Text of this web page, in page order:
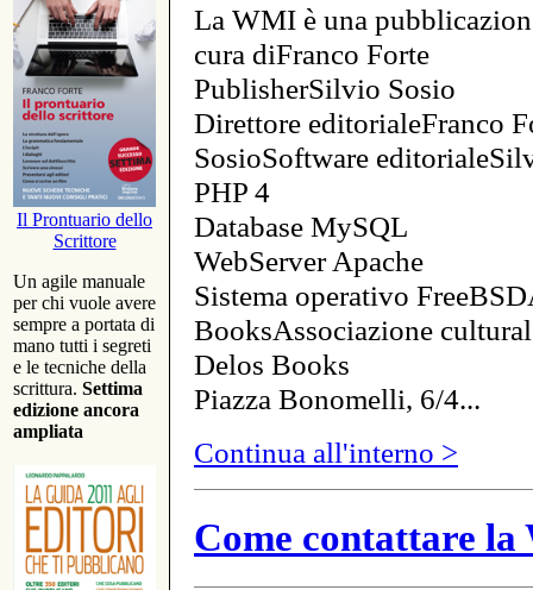
Il Prontuario dello
Scrittore
Un agile manuale
per chi vuole avere
sempre a portata di
mano tutti i segreti
e le tecniche della
scrittura. Settima
edizione ancora
ampliata
La WMI è una
cura diFranco Forte
PublisherSilvio Sosio
Direttore editorialeFranco
SosioSoftware
PHP 4
Database MySQL
WebServer Apache
Sistema operativo
BooksAssociazione
Delos Books
Piazza Bonomelli, 6/4...
Continua all'interno >
Come contattare